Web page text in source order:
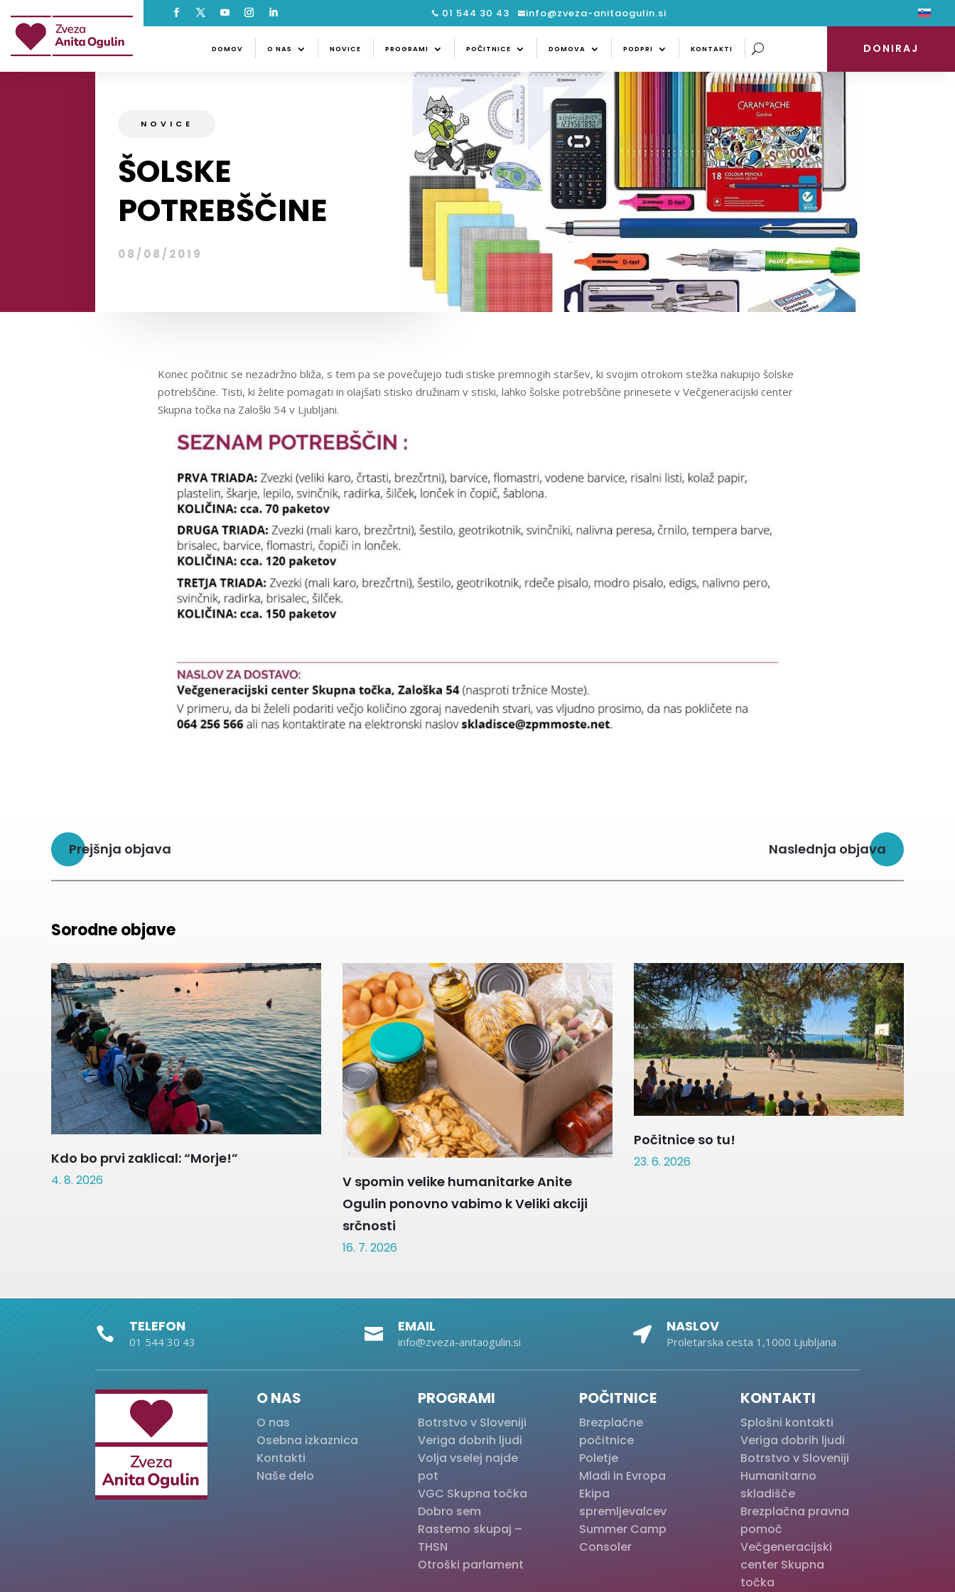
 01 544 30 43  info@zveza-anitaogulin.si
DONIRAJ
DOMOV O NAS NOVICE PROGRAMI POČITNICE DOMOVA PODPRI KONTAKTI
DOMOV O NAS NOVICE PROGRAMI POČITNICE DOMOVA PODPRI KONTAKTI DONIRAJ
NOVICE
ŠOLSKE
POTREBŠČINE
08/08/2019
Konec počitnic se nezadržno bliža, s tem pa se povečujejo tudi stiske premnogih staršev, ki svojim otrokom stežka nakupijo šolske
potrebščine. Tisti, ki želite pomagati in olajšati stisko družinam v stiski, lahko šolske potrebščine prinesete v Večgeneracijski center
Skupna točka na Zaloški 54 v Ljubljani.
Prejšnja objava Naslednja objava
Sorodne objave
Kdo bo prvi zaklical: “Morje!”
4. 8. 2026
V spomin velike humanitarke Anite
Ogulin ponovno vabimo k Veliki akciji
srčnosti
16. 7. 2026
Počitnice so tu!
23. 6. 2026
 TELEFON
01 544 30 43  EMAIL
info@zveza-anitaogulin.si  NASLOV
Proletarska cesta 1,1000 Ljubljana
O NAS
O nas
Osebna izkaznica
Kontakti
Naše delo
PROGRAMI
Botrstvo v Sloveniji
Veriga dobrih ljudi
Volja vselej najde
pot
VGC Skupna točka
Dobro sem
Rastemo skupaj –
THSN
Otroški parlament
POČITNICE
Brezplačne
počitnice
Poletje
Mladi in Evropa
Ekipa
spremljevalcev
Summer Camp
Consoler
KONTAKTI
Splošni kontakti
Veriga dobrih ljudi
Botrstvo v Sloveniji
Humanitarno
skladišče
Brezplačna pravna
pomoč
Večgeneracijski
center Skupna
točka